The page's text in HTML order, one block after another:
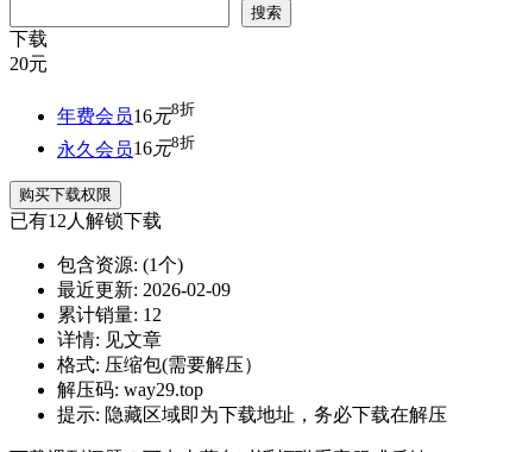
搜索
下载
20元
年费会员16元8折
永久会员16元8折
购买下载权限
已有12人解锁下载
包含资源: (1个)
最近更新: 2026-02-09
累计销量: 12
详情: 见文章
格式: 压缩包(需要解压）
解压码: way29.top
提示: 隐藏区域即为下载地址，务必下载在解压